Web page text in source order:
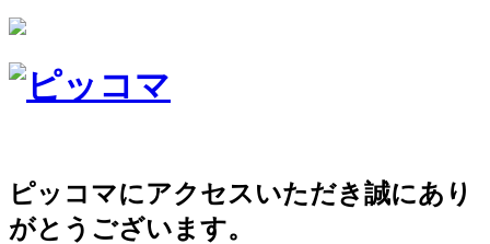
ピッコマにアクセスいただき誠にあり
がとうございます。